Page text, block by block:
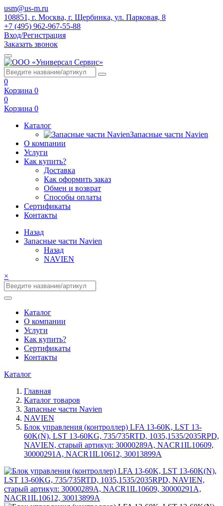
usm@us-m.ru
108851, г. Москва, г. Щербинка, ул. Парковая, 8
+7 (495) 962-967-55-88
Вход/Регистрация
Заказать звонок
0
Корзина 0
0
Корзина 0
Каталог
Запасные части Navien
О компании
Услуги
Как купить?
Доставка
Как оформить заказ
Обмен и возврат
Способы оплаты
Сертификаты
Контакты
Назад
Запасные части Navien
Назад
NAVIEN
×
Каталог
О компании
Услуги
Как купить?
Сертификаты
Контакты
Каталог
Главная
Каталог товаров
Запасные части Navien
NAVIEN
Блок управления (контроллер) LFA 13-60K, LST 13-
60K(N), LST 13-60KG, 735/735RTD, 1035,1535/2035RPD,
NAVIEN, старый артикул: 30000289A, NACR1IL10609,
30000291A, NACR1IL10612, 30013899A